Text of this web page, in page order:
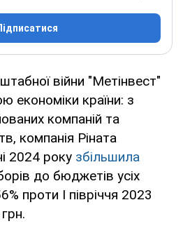
війни "Метінвест"
економіки країни: з
компаній та
компанія Ріната
2024 року збільшила
до бюджетів усіх
проти I півріччя 2023